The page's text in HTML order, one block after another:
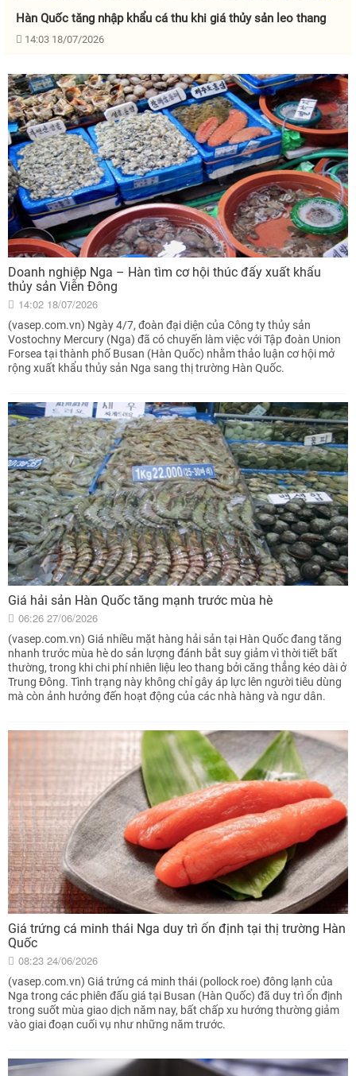
Hàn Quốc tăng nhập khẩu cá thu khi giá thủy sản leo thang
14:03 18/07/2026
Doanh nghiệp Nga – Hàn tìm cơ hội thúc đẩy xuất khẩu
thủy sản Viễn Đông
14:02 18/07/2026
(vasep.com.vn) Ngày 4/7, đoàn đại diện của Công ty thủy sản
Vostochny Mercury (Nga) đã có chuyến làm việc với Tập đoàn Union
Forsea tại thành phố Busan (Hàn Quốc) nhằm thảo luận cơ hội mở
rộng xuất khẩu thủy sản Nga sang thị trường Hàn Quốc.
Giá hải sản Hàn Quốc tăng mạnh trước mùa hè
06:26 27/06/2026
(vasep.com.vn) Giá nhiều mặt hàng hải sản tại Hàn Quốc đang tăng
nhanh trước mùa hè do sản lượng đánh bắt suy giảm vì thời tiết bất
thường, trong khi chi phí nhiên liệu leo thang bởi căng thẳng kéo dài ở
Trung Đông. Tình trạng này không chỉ gây áp lực lên người tiêu dùng
mà còn ảnh hưởng đến hoạt động của các nhà hàng và ngư dân.
Giá trứng cá minh thái Nga duy trì ổn định tại thị trường Hàn
Quốc
08:23 24/06/2026
(vasep.com.vn) Giá trứng cá minh thái (pollock roe) đông lạnh của
Nga trong các phiên đấu giá tại Busan (Hàn Quốc) đã duy trì ổn định
trong suốt mùa giao dịch năm nay, bất chấp xu hướng thường giảm
vào giai đoạn cuối vụ như những năm trước.